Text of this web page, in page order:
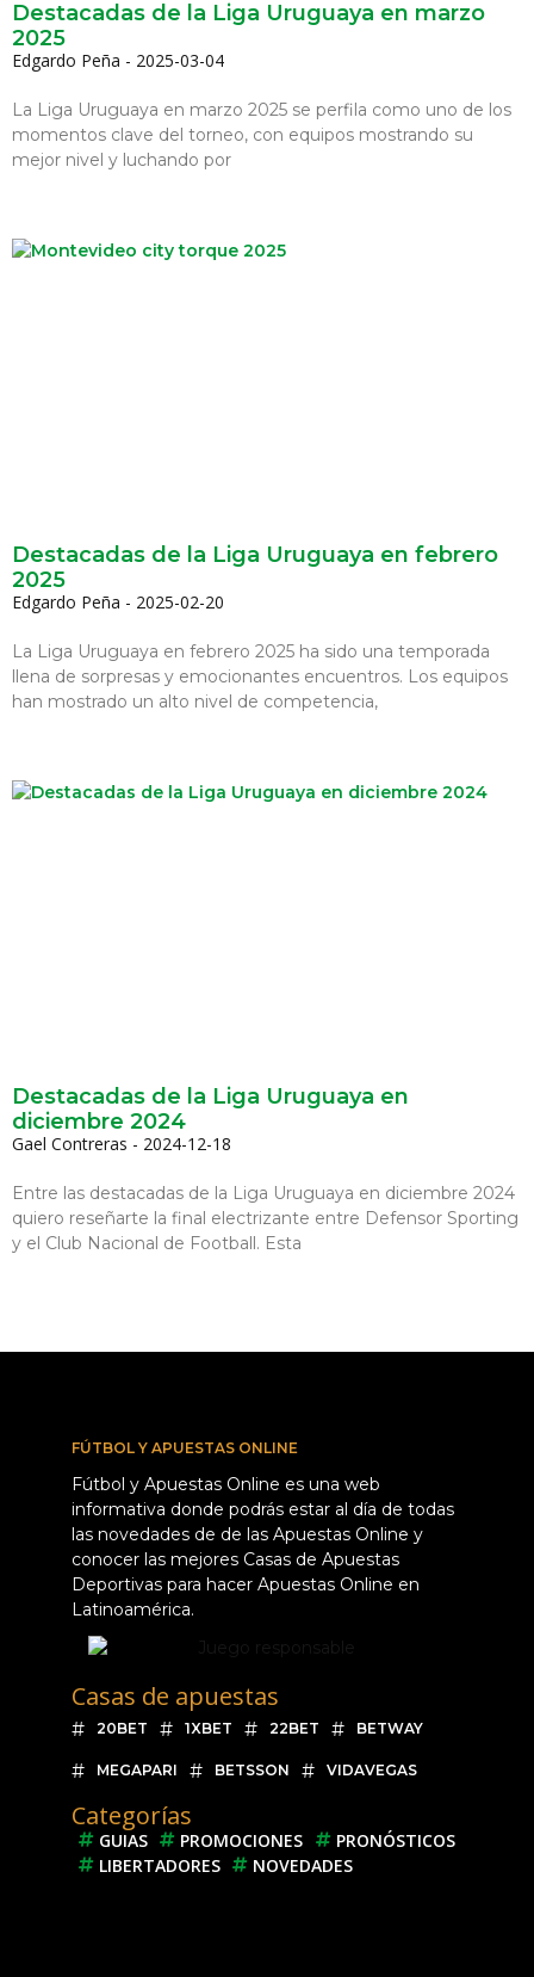
Destacadas de la Liga Uruguaya en marzo
2025
Edgardo Peña 2025-03-04
La Liga Uruguaya en marzo 2025 se perfila como uno de los
momentos clave del torneo, con equipos mostrando su
mejor nivel y luchando por
Destacadas de la Liga Uruguaya en febrero
2025
Edgardo Peña 2025-02-20
La Liga Uruguaya en febrero 2025 ha sido una temporada
llena de sorpresas y emocionantes encuentros. Los equipos
han mostrado un alto nivel de competencia,
Destacadas de la Liga Uruguaya en
diciembre 2024
Gael Contreras 2024-12-18
Entre las destacadas de la Liga Uruguaya en diciembre 2024
quiero reseñarte la final electrizante entre Defensor Sporting
y el Club Nacional de Football. Esta
FÚTBOL Y APUESTAS ONLINE
Fútbol y Apuestas Online es una web
informativa donde podrás estar al día de todas
las novedades de de las Apuestas Online y
conocer las mejores Casas de Apuestas
Deportivas para hacer Apuestas Online en
Latinoamérica.
Casas de apuestas
20BET 1XBET 22BET BETWAY
MEGAPARI BETSSON VIDAVEGAS
Categorías
GUIAS PROMOCIONES
PRONÓSTICOS
LIBERTADORES
NOVEDADES